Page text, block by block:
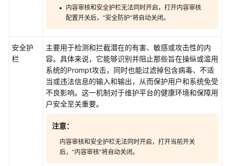
管
内容审核和安全护栏无法同时开启，打开内容审核
配置开关后， “安全防护”将自动关闭。
安全护
栏
主要用于检测和拦截潜在的有害、敏感或攻击性的内
容。具体来说，它能够识别并阻止那些旨在操纵或滥用
系统的Prompt攻击，同时也能过滤掉包含病毒、不适
当或违法信息的输入和输出，从而保护用户和系统免受
不良影响。这一机制对于维护平台的健康环境和保障用
户安全至关重要。
注意：
内容审核和安全护栏无法同时开启，打开当前开关
后， “内容审核”将自动关闭。